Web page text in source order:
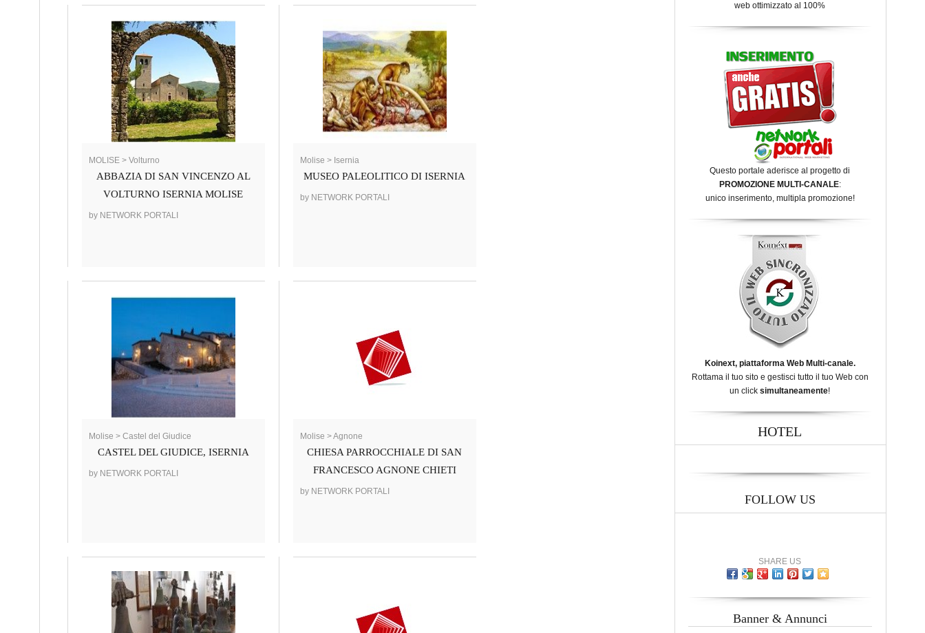
MOLISE > Volturno
ABBAZIA DI SAN VINCENZO AL
VOLTURNO ISERNIA MOLISE
by NETWORK PORTALI
Molise > Isernia
MUSEO PALEOLITICO DI ISERNIA
by NETWORK PORTALI
Molise > Castel del Giudice
CASTEL DEL GIUDICE, ISERNIA
by NETWORK PORTALI
Molise > Agnone
CHIESA PARROCCHIALE DI SAN
FRANCESCO AGNONE CHIETI
by NETWORK PORTALI
web ottimizzato al 100%
Questo portale aderisce al progetto di
PROMOZIONE MULTI-CANALE:
unico inserimento, multipla promozione!
Koinext, piattaforma Web Multi-canale.
Rottama il tuo sito e gestisci tutto il tuo Web con
un click simultaneamente!
HOTEL
FOLLOW US
SHARE US
Banner & Annunci